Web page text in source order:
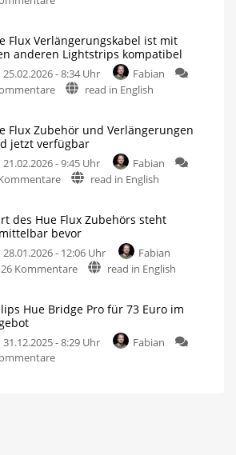
Alter
Hue
Smart
Button
Euro
Neue
deutlich
Flux Verlängerungskabel ist mit
anderen Lightstrips kompatibel
25.02.2026 - 8:34 Uhr
Fabian
zu
Verlängerungskabel
ist
mit
allen
kompatibel
5
zwischen
und
read in English
Flux Zubehör und Verlängerungen
jetzt verfügbar
21.02.2026 - 9:45 Uhr
Fabian
zu
Zubehör
und
Verlängerungen
sind
Mehr
Hue
read in English
des Hue Flux Zubehörs steht
bevor
28.01.2026 - 12:06 Uhr
Fabian
26 Kommentarezu
Hue
Zubehörs
read in English
Hue Bridge Pro für 73 Euro im
31.12.2025 - 8:29 Uhr
Fabian
zu